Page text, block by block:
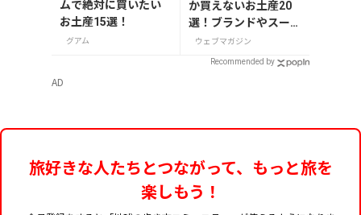
ムで絶対に買いたい
お土産15選！
グアム
か買えないお土産20
選！ブランドやスーパ
ーのお菓子や雑貨まで
ウェブマガジン
Recommended by
AD
旅好きな人たちとつながって、もっと旅を
楽しもう！